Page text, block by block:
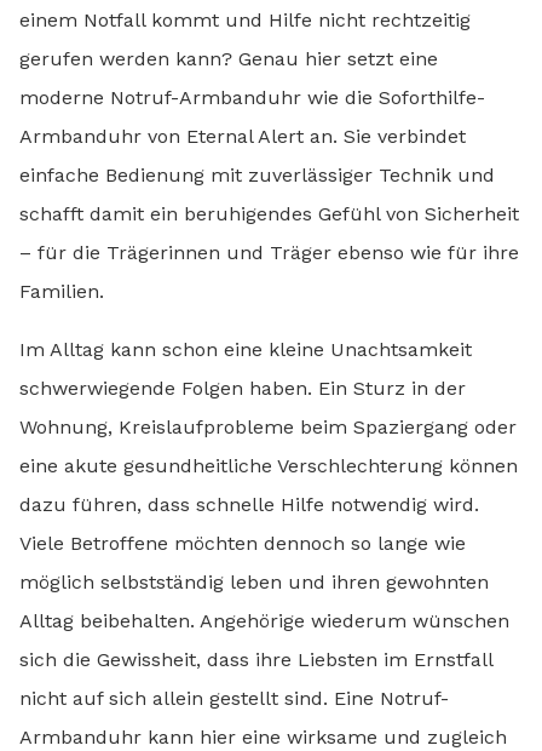
einem Notfall kommt und Hilfe nicht rechtzeitig
gerufen werden kann? Genau hier setzt eine
moderne Notruf-Armbanduhr wie die Soforthilfe-
Armbanduhr von Eternal Alert an. Sie verbindet
einfache Bedienung mit zuverlässiger Technik und
schafft damit ein beruhigendes Gefühl von Sicherheit
– für die Trägerinnen und Träger ebenso wie für ihre
Familien.
Im Alltag kann schon eine kleine Unachtsamkeit
schwerwiegende Folgen haben. Ein Sturz in der
Wohnung, Kreislaufprobleme beim Spaziergang oder
eine akute gesundheitliche Verschlechterung können
dazu führen, dass schnelle Hilfe notwendig wird.
Viele Betroffene möchten dennoch so lange wie
möglich selbstständig leben und ihren gewohnten
Alltag beibehalten. Angehörige wiederum wünschen
sich die Gewissheit, dass ihre Liebsten im Ernstfall
nicht auf sich allein gestellt sind. Eine Notruf-
Armbanduhr kann hier eine wirksame und zugleich